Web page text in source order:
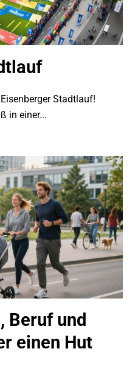
Stadtlauf!
in einer...
Beruf und
einen Hut